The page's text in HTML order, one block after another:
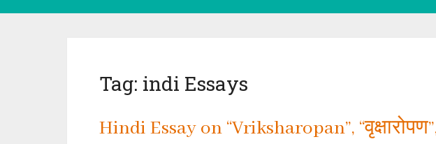
Tag: indi Essays
Hindi Essay on “Vriksharopan”,